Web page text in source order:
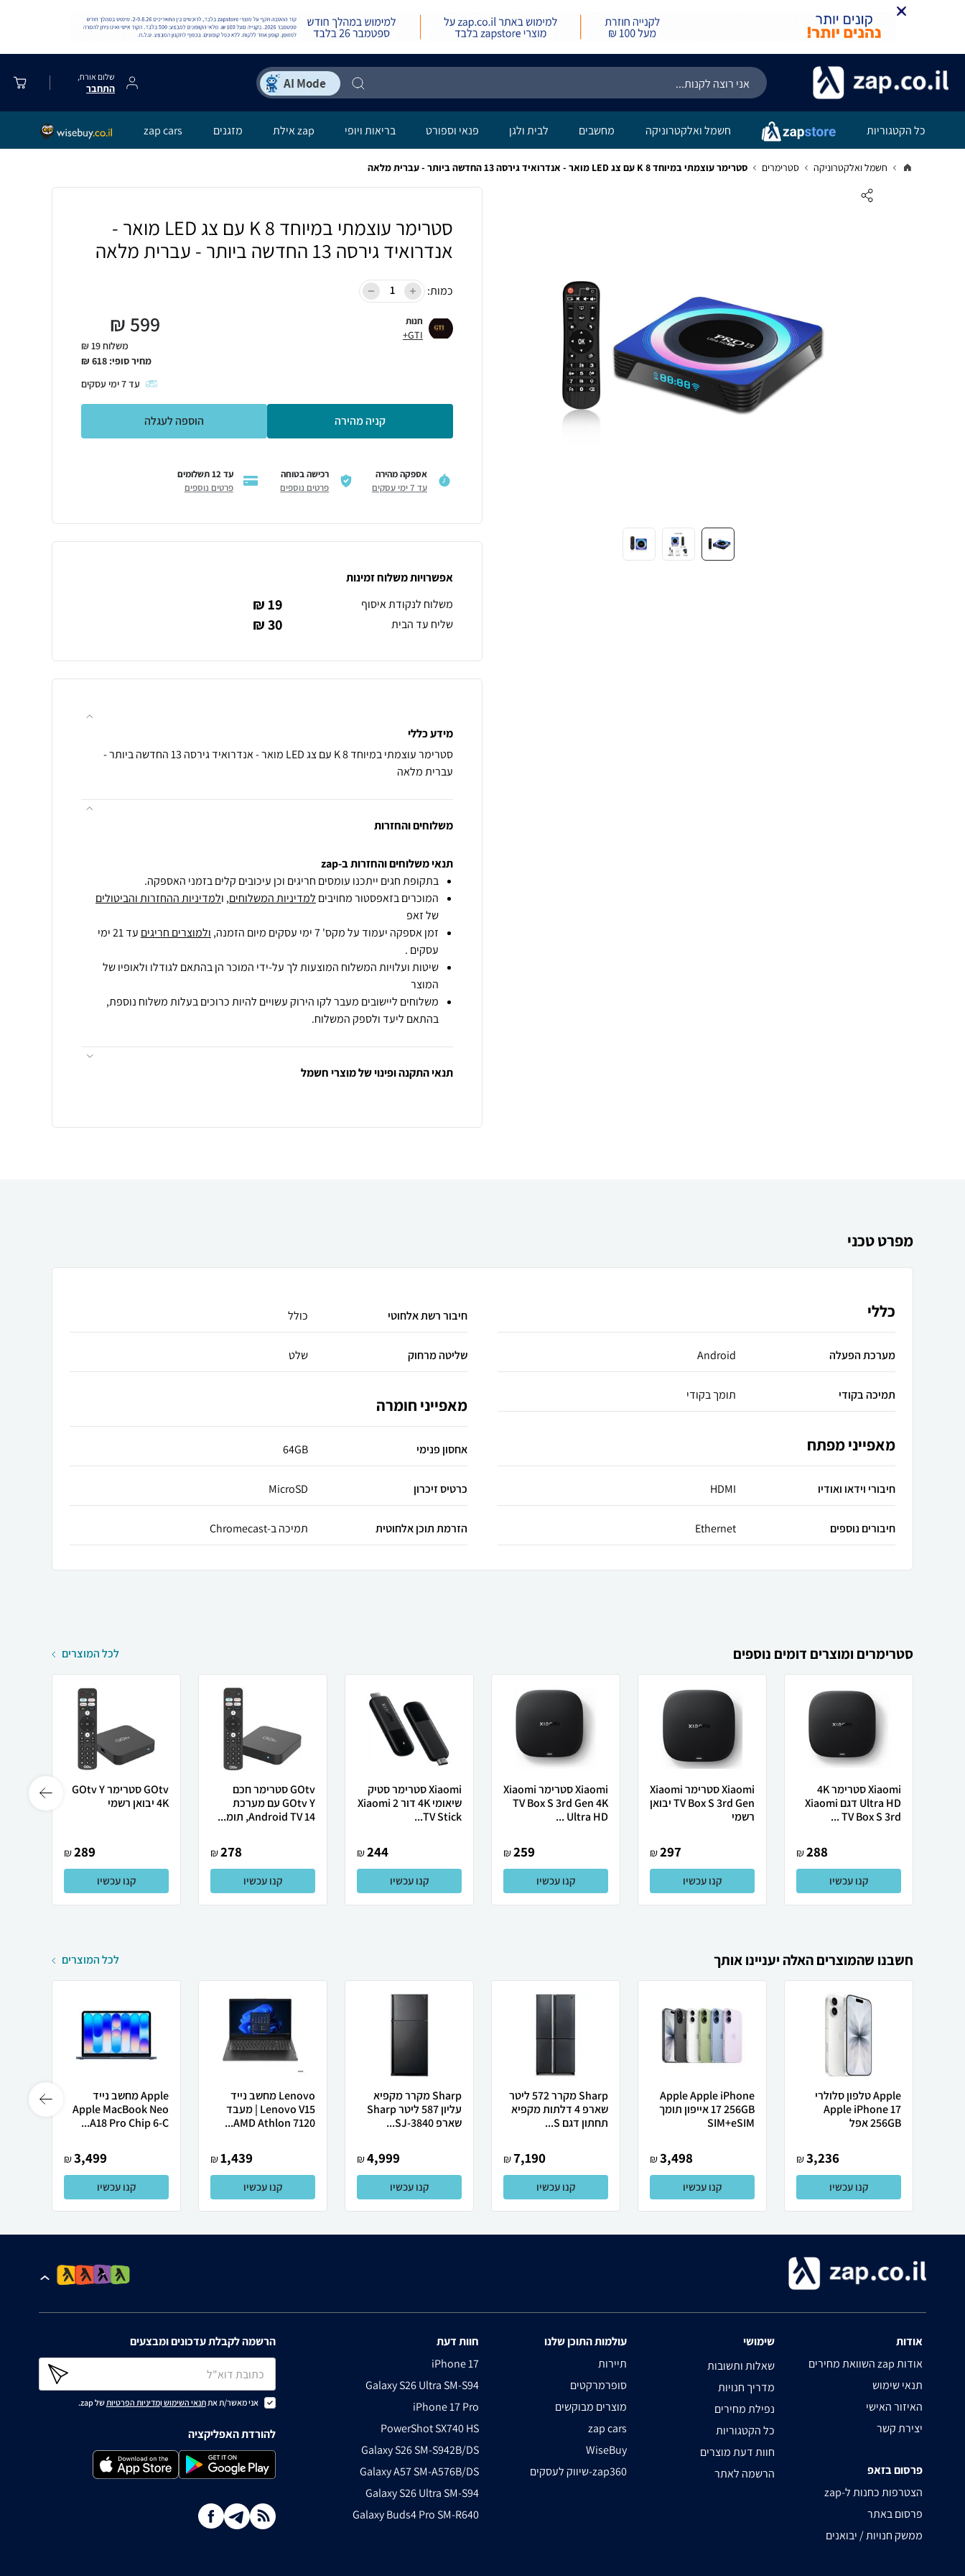
שלום אורח,
התחבר
כל הקטגוריות חשמל ואלקטרוניקה מחשבים לבית ולגן פנאי וספורט בריאות ויופי zap אילת מזגנים zap cars
חשמל ואלקטרוניקה סטרימרים סטרימר עוצמתי במיוחד 8 K עם צג LED מואר - אנדרואיד גירסה 13 החדשה ביותר - עברית מלאה
סטרימר עוצמתי במיוחד 8 K עם צג LED מואר -
אנדרואיד גירסה 13 החדשה ביותר - עברית מלאה
כמות:
חנות
GTI+
599
₪
משלוח 19 ₪
מחיר סופי: 618
₪
עד7ימי עסקים
קניה מהירה הוספה לעגלה
אספקה מהירה
עד 7 ימי עסקים
רכישה בטוחה
פרטים נוספים
עד 12 תשלומים
פרטים נוספים
אפשרויות משלוח זמינות
משלוח לנקודת איסוף
19 ₪
שליח עד הבית 30 ₪
מידע כללי
סטרימר עוצמתי במיוחד 8 K עם צג LED מואר - אנדרואיד גירסה 13 החדשה ביותר -
עברית מלאה
משלוחים והחזרות
תנאי משלוחים והחזרות ב-zap
בתקופת חגים ייתכנו עומסים חריגים וכן עיכובים קלים בזמני האספקה.
המוכרים בזאפסטור מחויבים למדיניות המשלוחים, ולמדיניות ההחזרות והביטולים
של זאפ
זמן אספקה יעמוד על מקס' 7 ימי עסקים מיום הזמנה,
ולמוצרים חריגים
עד 21 ימי
עסקים .
שיטות ועלויות המשלוח המוצעות לך על-ידי המוכר הן בהתאם לגודלו ולאופיו של
המוצר
משלוחים ליישובים מעבר לקו הירוק עשויים להיות כרוכים בעלות משלוח נוספת,
בהתאם ליעד ולספק המשלוח.
תנאי התקנה ופינוי של מוצרי חשמל
מפרט טכני
כללי
מערכת הפעלה Android
תמיכה בקודי תומך בקודי
מאפייני מפתח
חיבורי וידאו ואודיו HDMI
חיבורים נוספים Ethernet
חיבור רשת אלחוטי כולל
שליטה מרחוק שלט
מאפייני חומרה
אחסון פנימי 64GB
כרטיס זיכרון MicroSD
הזרמת תוכן אלחוטית תמיכה ב-Chromecast
סטרימרים ומוצרים דומים נוספים לכל המוצרים
Xiaomi סטרימר 4K
Ultra HD דגם Xiaomi
TV Box S 3rd ...
288
₪
קנו עכשיו
Xiaomi סטרימר Xiaomi
TV Box S 3rd Gen יבואן
רשמי
297
₪
קנו עכשיו
Xiaomi סטרימר Xiaomi
TV Box S 3rd Gen 4K
Ultra HD ...
259
₪
קנו עכשיו
Xiaomi סטרימר סטיק
שיאומי 4K דור 2 Xiaomi
TV Stick...
244
₪
קנו עכשיו
GOtv סטרימר חכם
GOtv Y עם מערכת
Android TV 14, תומ...
278
₪
קנו עכשיו
GOtv סטרימר GOtv Y
4K יבואן רשמי
289
₪
קנו עכשיו
חשבנו שהמוצרים האלה יעניינו אותך לכל המוצרים
Apple טלפון סלולרי
Apple iPhone 17
256GB אפל
3,236
₪
קנו עכשיו
Apple Apple iPhone
17 256GB אייפון תומך
SIM+eSIM
3,498
₪
קנו עכשיו
Sharp מקרר 572 ליטר
שארפ 4 דלתות מקפיא
תחתון דגם S...
7,190
₪
קנו עכשיו
Sharp מקרר מקפיא
עליון 587 ליטר Sharp
שארפ SJ-3840...
4,999
₪
קנו עכשיו
Lenovo מחשב נייד
Lenovo V15 | מעבד
AMD Athlon 7120...
1,439
₪
קנו עכשיו
Apple מחשב נייד
Apple MacBook Neo
A18 Pro Chip 6-C...
3,499
₪
קנו עכשיו
אודות
השוואת מחירים zap אודות
תנאי שימוש
האיזור האישי
יצירת קשר
פרסום בזאפ
zap-הצטרפות כחנות ל
פרסום באתר
ממשק חנויות / יבואנים
שימושי
שאלות ותשובות
מדריך חנויות
נפילת מחירים
כל הקטגוריות
חוות דעת מוצרים
הרשמה לאתר
עולמות התוכן שלנו
תיירות
סופרמרקטים
מוצרים מבוקשים
zap cars
WiseBuy
שיווק לעסקים-zap360
חוות דעת
iPhone 17
Galaxy S26 Ultra SM-S94
iPhone 17 Pro
PowerShot SX740 HS
Galaxy S26 SM-S942B/DS
Galaxy A57 SM-A576B/DS
Galaxy S26 Ultra SM-S94
Galaxy Buds4 Pro SM-R640
הרשמה לקבלת עדכונים ומבצעים
אני מאשר/ת אתתנאי השימושומדיניות הפרטיותשל zap.
להורדת האפליקציה